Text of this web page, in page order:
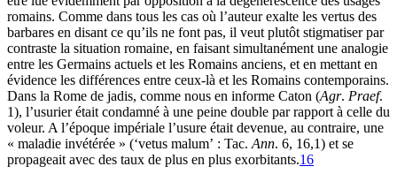
romains. Comme dans tous les cas où l’auteur exalte les vertus des
barbares en disant ce qu’ils ne font pas, il veut plutôt stigmatiser par
contraste la situation romaine, en faisant simultanément une analogie
entre les Germains actuels et les Romains anciens, et en mettant en
évidence les différences entre ceux-là et les Romains contemporains.
Dans la Rome de jadis, comme nous en informe Caton (Agr. Praef.
1), l’usurier était condamné à une peine double par rapport à celle du
voleur. A l’époque impériale l’usure était devenue, au contraire, une
« maladie invétérée » (‘vetus malum’ : Tac. Ann. 6, 16,1) et se
propageait avec des taux de plus en plus exorbitants.16